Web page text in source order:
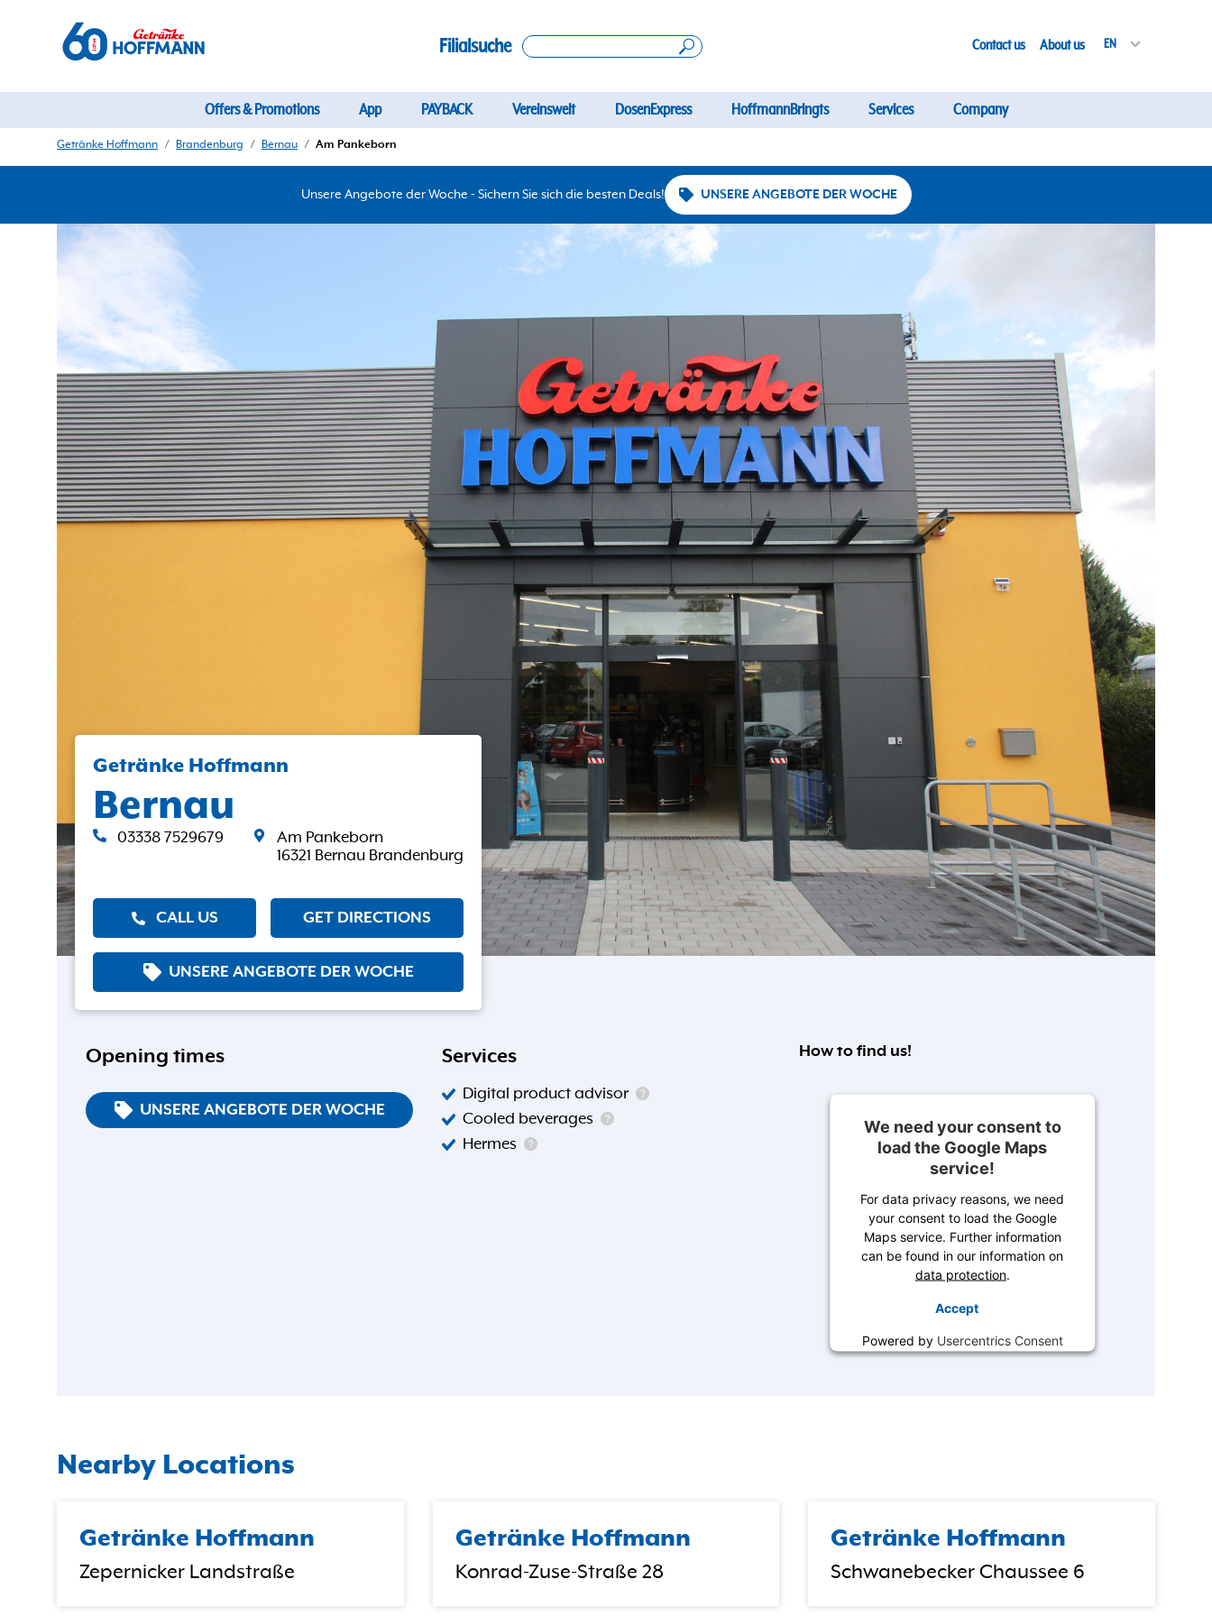
Filialsuche Contact us About us EN
Offers & Promotions App PAYBACK Vereinswelt DosenExpress HoffmannBringts Services Company
Getränke Hoffmann / Brandenburg / Bernau / Am Pankeborn
Unsere Angebote der Woche - Sichern Sie sich die besten Deals! UNSERE ANGEBOTE DER WOCHE
Getränke Hoffmann
Bernau
03338 7529679
Am Pankeborn
16321 Bernau Brandenburg
CALL US GET DIRECTIONS
UNSERE ANGEBOTE DER WOCHE
Opening times
UNSERE ANGEBOTE DER WOCHE
Services
Digital product advisor
Cooled beverages
Hermes
How to find us!
We need your consent to
load the Google Maps
service!
For data privacy reasons, we need
your consent to load the Google
Maps service. Further information
can be found in our information on
data protection.
Accept
Powered by Usercentrics Consent
Management
Nearby Locations
Getränke Hoffmann
Zepernicker Landstraße
Getränke Hoffmann
Konrad-Zuse-Straße 28
Getränke Hoffmann
Schwanebecker Chaussee 6